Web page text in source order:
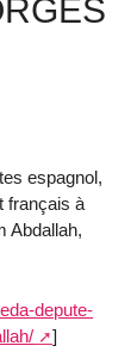
espagnol,
français à
Abdallah,
depute-
]